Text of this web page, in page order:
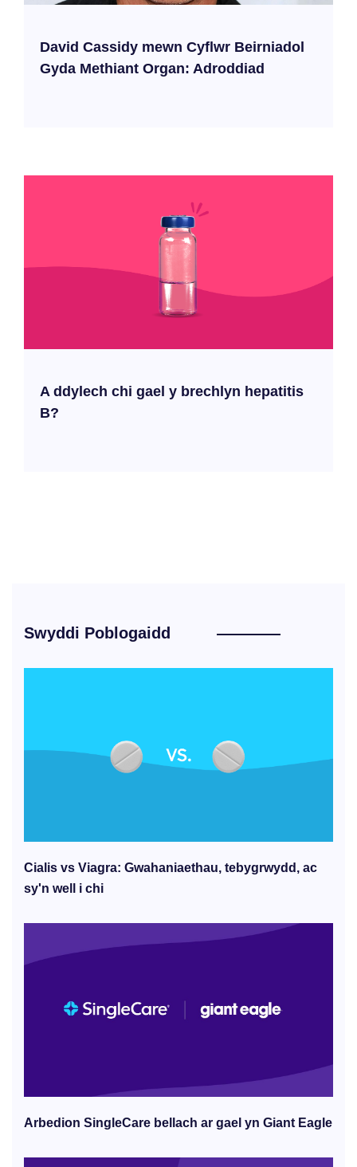
David Cassidy mewn Cyflwr Beirniadol
Gyda Methiant Organ: Adroddiad
A ddylech chi gael y brechlyn hepatitis
B?
Swyddi Poblogaidd
Cialis vs Viagra: Gwahaniaethau, tebygrwydd, ac
sy'n well i chi
Arbedion SingleCare bellach ar gael yn Giant Eagle